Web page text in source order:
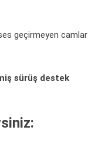
geçirmeyen camlar
sürüş destek